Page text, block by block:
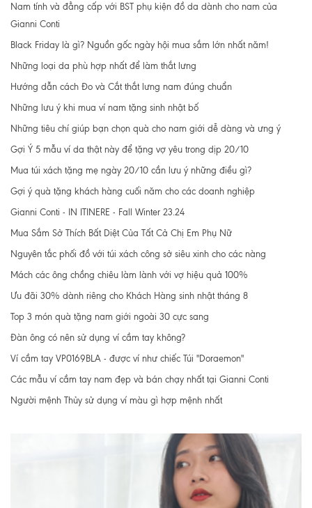
Nam tính và đẳng cấp với BST phụ kiện đồ da dành cho nam của
Gianni Conti
Black Friday là gì? Nguồn gốc ngày hội mua sắm lớn nhất năm!
Những loại da phù hợp nhất để làm thắt lưng
Hướng dẫn cách Đo và Cắt thắt lưng nam đúng chuẩn
Những lưu ý khi mua ví nam tặng sinh nhật bố
Những tiêu chí giúp bạn chọn quà cho nam giới dễ dàng và ưng ý
Gợi Ý 5 mẫu ví da thật này để tặng vợ yêu trong dịp 20/10
Mua túi xách tặng mẹ ngày 20/10 cần lưu ý những điều gì?
Gợi ý quà tặng khách hàng cuối năm cho các doanh nghiệp
Gianni Conti - IN ITINERE - Fall Winter 23.24
Mua Sắm Sở Thích Bất Diệt Của Tất Cả Chị Em Phụ Nữ
Nguyên tắc phối đồ với túi xách công sở siêu xinh cho các nàng
Mách các ông chồng chiêu làm lành với vợ hiệu quả 100%
Ưu đãi 30% dành riêng cho Khách Hàng sinh nhật tháng 8
Top 3 món quà tặng nam giới ngoài 30 cực sang
Đàn ông có nên sử dụng ví cầm tay không?
Ví cầm tay VP0169BLA - được ví như chiếc Túi "Doraemon"
Các mẫu ví cầm tay nam đẹp và bán chạy nhất tại Gianni Conti
Người mệnh Thủy sử dụng ví màu gì hợp mệnh nhất